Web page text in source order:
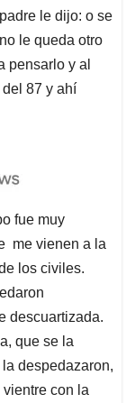
le dijo: o se
le queda otro
pensarlo y al
87 y ahí
fue muy
me vienen a la
los civiles.
descuartizada.
que se la
despedazaron,
con la